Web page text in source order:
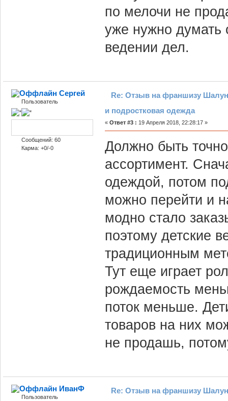
по мелочи не
уже нужно думать
ведении дел.
Сергей
Пользователь
Сообщений: 60
Карма: +0/-0
Re: Отзыв на франшизу
и подростковая одежда
« Ответ #3 : 19 Апреля 2018, 22:28:17 »
Должно быть
ассортимент.
одеждой, потом
можно перейти и
модно стало
поэтому детские
традиционным
Тут еще играет
рождаемость
поток меньше.
товаров на них
не продашь,
ИванФ
Пользователь
Re: Отзыв на франшизу